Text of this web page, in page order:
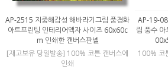
AP-2515 지중해감성 해바라기그림 풍경화
아트프린팅 인테리어액자 사이즈 60x60c
m 인쇄한 캔버스판넬
[재고보유 당일발송] 100% 코튼 캔버스에
인쇄
AP-19-
림 풍수 아
100% 코